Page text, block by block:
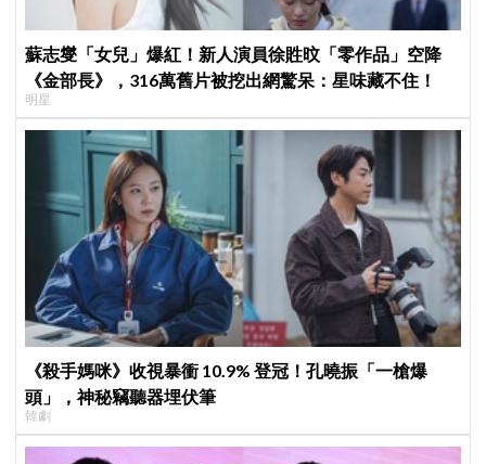
蘇志燮「女兒」爆紅！新人演員徐貹旼「零作品」空降
《金部長》，316萬舊片被挖出網驚呆：星味藏不住！
明星
《殺手媽咪》收視暴衝 10.9% 登冠！孔曉振「一槍爆
頭」，神秘竊聽器埋伏筆
韓劇